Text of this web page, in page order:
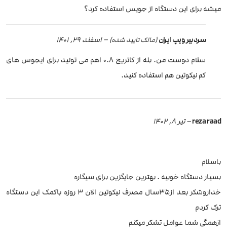
میشه برای این دستگاه از جویس استفاده کرد؟
سردبیر ویپ ایران(مالک تایید شده) – اسفند 29, 1401
سلام دوست من. بله از کاتریج 0.8 اهم می تونید برای ایجوس های
کم نیکوتین هم استفاده کنید.
reza raad
– تیر 8, 1402
باسلام
بسیار دستگاه خوبیه . بهترین جایگزین برای سیگاره
خداروشکر بعد از35سال مصرف نیکوتین الان 3 روزه باکمک این دستگاه
ترک کردم
ازهمگی شما عوامل تشکر میکنم